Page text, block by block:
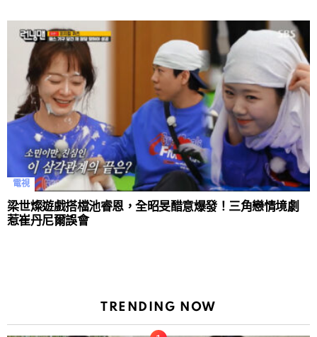
電視
梁世燦遊戲搭檔池睿恩，全昭旻醋意爆發！三角戀情境劇
惹崔丹尼爾誤會
TRENDING NOW